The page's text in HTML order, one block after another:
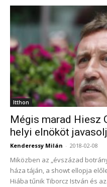
Itthon
Mégis marad Hiesz
helyi elnököt
Kenderessy Milán - 2018-02-08
Miközben az „évszázad
háza táján, a showt ellopja
Hiába tűnik Tiborcz István és